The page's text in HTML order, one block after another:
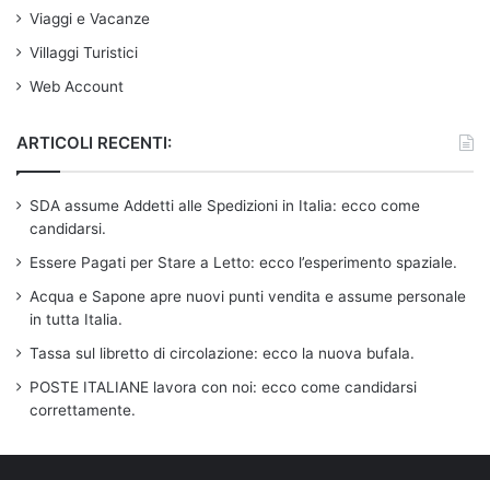
Viaggi e Vacanze
Villaggi Turistici
Web Account
ARTICOLI RECENTI:
SDA assume Addetti alle Spedizioni in Italia: ecco come
candidarsi.
Essere Pagati per Stare a Letto: ecco l’esperimento spaziale.
Acqua e Sapone apre nuovi punti vendita e assume personale
in tutta Italia.
Tassa sul libretto di circolazione: ecco la nuova bufala.
POSTE ITALIANE lavora con noi: ecco come candidarsi
correttamente.